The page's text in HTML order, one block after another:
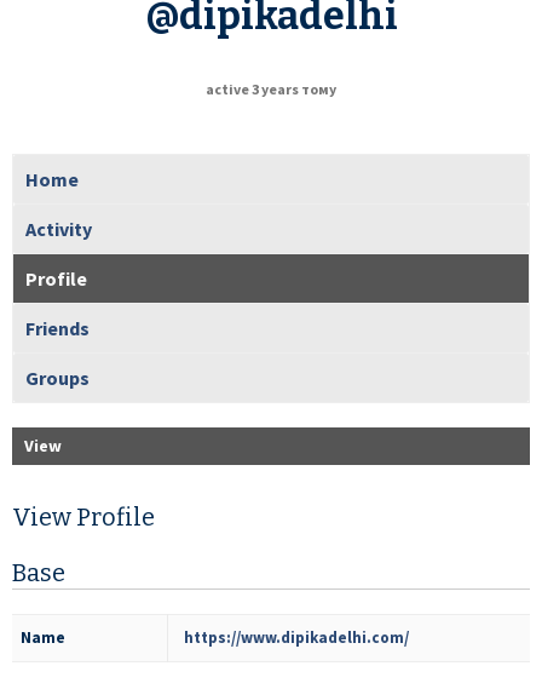
@dipikadelhi
active 3 years тому
Home
Activity
Profile
Friends
Groups
View
View Profile
Base
Name https://www.dipikadelhi.com/